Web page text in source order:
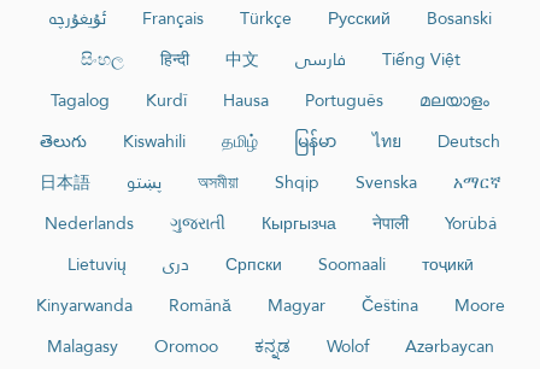
ئۇيغۇرچە
Français Türkçe Русский
Bosanski
සිංහල
हिन्दी 中文 فارسی
Tiếng Việt
Tagalog
Kurdî Hausa Português
മലയാളം
తెలుగు
Kiswahili தமிழ் မြန်မာ ไทย
Deutsch
日本語
پښتو অসমীয়া Shqip Svenska
አማርኛ
Nederlands
ગુજરાતી Кыргызча नेपाली
Yorùbá
Lietuvių
دری Српски Soomaali
тоҷикӣ
Kinyarwanda
Română Magyar Čeština
Moore
Malagasy
Oromoo ಕನ್ನಡ Wolof
Azərbaycan